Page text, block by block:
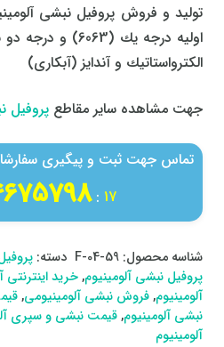
تولید و فروش پروفیل نبشی
اولیه درجه یك
الكترواستاتیك و آندایز (آبکاری)
جهت مشاهده سایر مقاطع پروفیل
تماس جهت ثبت و پیگیری
17
:
021
شناسه محصول: F-04-59 دسته:
پروفیل نبشی آلومینیوم,خرید اینترنتی
آلومینیوم,فروش نبشی آلومینیومی,
نبشی آلومینیوم,قیمت نبشی و سپری
آلومینیوم